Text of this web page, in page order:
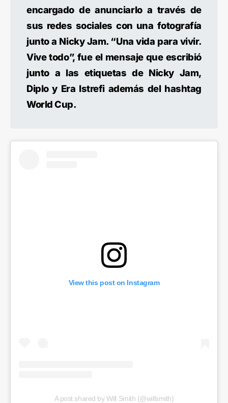
encargado de anunciarlo a través de
sus redes sociales con una fotografía
junto a Nicky Jam. “Una vida para vivir.
Vive todo”, fue el mensaje que escribió
junto a las etiquetas de Nicky Jam,
Diplo y Era Istrefi además del hashtag
World Cup.
View this post on Instagram
A post shared by Will Smith (@willsmith)